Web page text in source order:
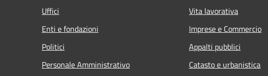
Uffici
Enti e fondazioni
Politici
Personale Amministrativo
Vita lavorativa
Imprese e Commercio
Appalti pubblici
Catasto e urbanistica